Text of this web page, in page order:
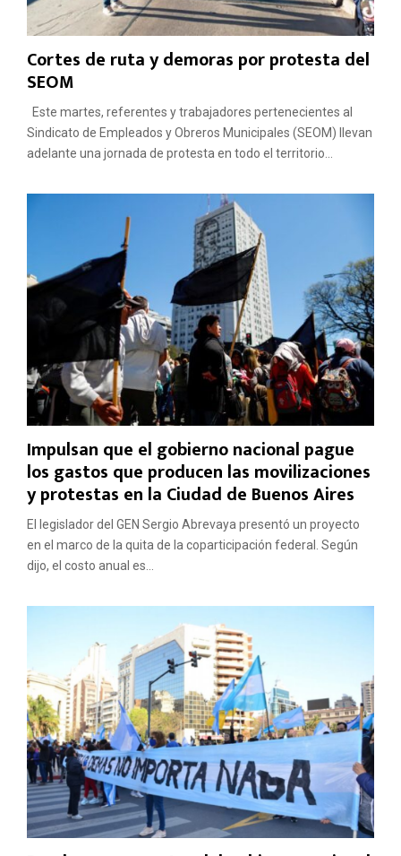
Cortes de ruta y demoras por protesta del
SEOM
Este martes, referentes y trabajadores pertenecientes al
Sindicato de Empleados y Obreros Municipales (SEOM) llevan
adelante una jornada de protesta en todo el territorio...
Impulsan que el gobierno nacional pague
los gastos que producen las movilizaciones
y protestas en la Ciudad de Buenos Aires
El legislador del GEN Sergio Abrevaya presentó un proyecto
en el marco de la quita de la coparticipación federal. Según
dijo, el costo anual es...